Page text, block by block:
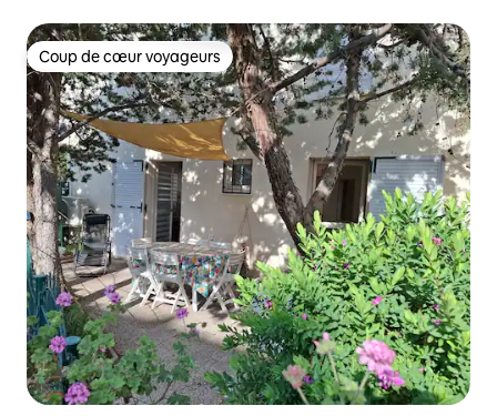
Coup de cœur voyageurs
Coup de cœur voyageurs